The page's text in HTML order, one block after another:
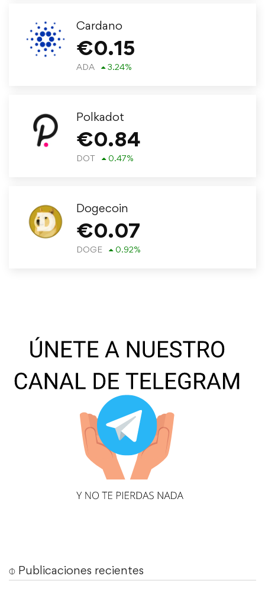
Cardano
€0.15
ADA 3.24%
Polkadot
€0.84
DOT 0.47%
Dogecoin
€0.07
DOGE 0.92%
⌽ Publicaciones recientes